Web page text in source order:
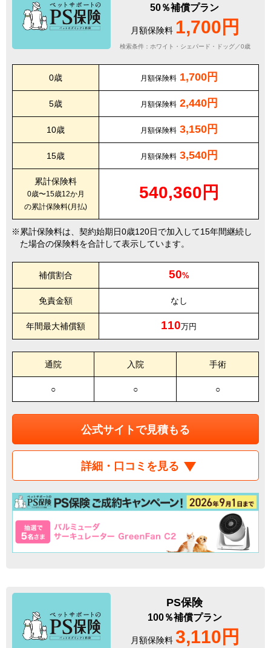
50％補償プラン
月額保険料 1,700円
検索条件：ホワイト・シェパード・ドッグ／0歳
0歳 月額保険料 1,700円
5歳 月額保険料 2,440円
10歳 月額保険料 3,150円
15歳 月額保険料 3,540円
累計保険料
0歳〜15歳12か月
の累計保険料(月払)
540,360円
累計保険料は、契約始期日0歳120日で加入して15年間継続し
た場合の保険料を合計して表示しています。
補償割合 50%
免責金額 なし
年間最大補償額 110万円
通院 入院 手術
○ ○ ○
公式サイトで見積もる
詳細・口コミを見る
PS保険
100％補償プラン
月額保険料 3,110円